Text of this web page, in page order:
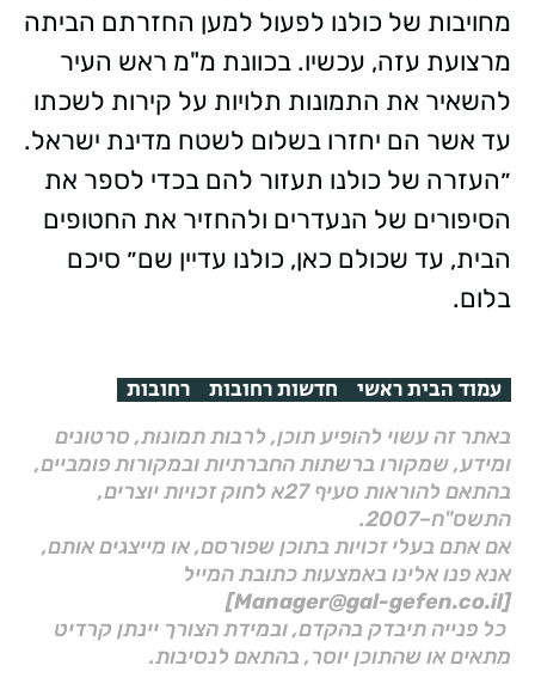
מחויבות של כולנו לפעול למען החזרתם הביתה
מרצועת עזה, עכשיו. בכוונת מ"מ ראש העיר
להשאיר את התמונות תלויות על קירות לשכתו
עד אשר הם יחזרו בשלום לשטח מדינת ישראל.
״העזרה של כולנו תעזור להם בכדי לספר את
הסיפורים של הנעדרים ולהחזיר את החטופים
הבית, עד שכולם כאן, כולנו עדיין שם״ סיכם
בלום.
עמוד הבית ראשי חדשות רחובות רחובות
באתר זה עשוי להופיע תוכן, לרבות תמונות, סרטונים
ומידע, שמקורו ברשתות החברתיות ובמקורות פומביים,
בהתאם להוראות סעיף 27א לחוק זכויות יוצרים,
התשס"ח–2007.
אם אתם בעלי זכויות בתוכן שפורסם, או מייצגים אותם,
אנא פנו אלינו באמצעות כתובת המייל
[Manager@gal-gefen.co.il]
כל פנייה תיבדק בהקדם, ובמידת הצורך יינתן קרדיט
מתאים או שהתוכן יוסר, בהתאם לנסיבות.